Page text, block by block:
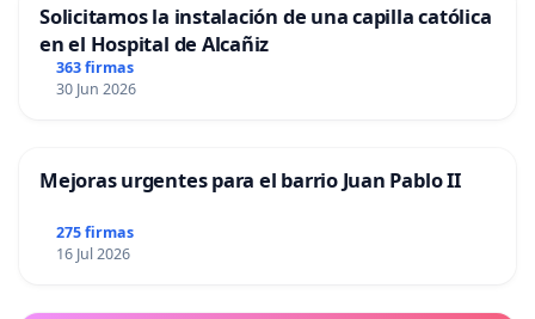
Solicitamos la instalación de una capilla católica
en el Hospital de Alcañiz
363 firmas
30 Jun 2026
Mejoras urgentes para el barrio Juan Pablo II
275 firmas
16 Jul 2026